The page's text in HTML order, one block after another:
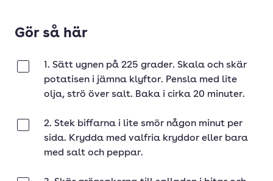
Gör så här
1. Sätt ugnen på 225 grader. Skala och skär
potatisen i jämna klyftor. Pensla med lite
olja, strö över salt. Baka i cirka 20 minuter.
2. Stek biffarna i lite smör någon minut per
sida. Krydda med valfria kryddor eller bara
med salt och peppar.